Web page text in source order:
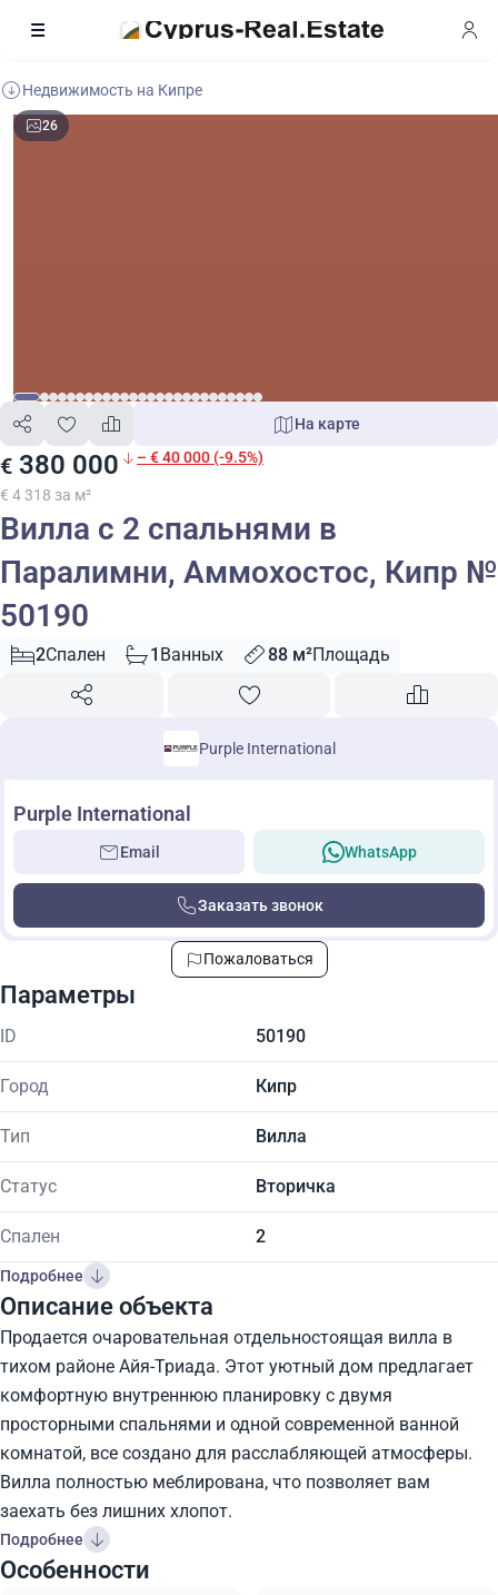
Недвижимость на Кипре
26
€ 380 000 – € 40 000 (-9.5%)
€ 4 318 за м²
На карте
Вилла с 2 спальнями в
Паралимни, Аммохостос, Кипр №
50190
2Спален 1 Ванных 88 м²Площадь
Purple International
Purple International
Email WhatsApp
Заказать звонок
Пожаловаться
Параметры
ID 50190
Город Кипр
Тип Вилла
Статус Вторичка
Спален 2
Подробнее
Описание объекта
Продается очаровательная отдельностоящая вилла в
тихом районе Айя-Триада. Этот уютный дом предлагает
комфортную внутреннюю планировку с двумя
просторными спальнями и одной современной ванной
комнатой, все создано для расслабляющей атмосферы.
Вилла полностью меблирована, что позволяет вам
заехать без лишних хлопот.
Подробнее
Особенности